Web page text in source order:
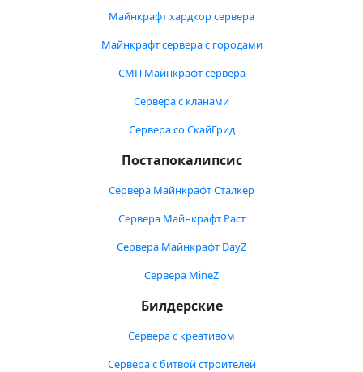
Майнкрафт хардкор сервера
Майнкрафт сервера с городами
СМП Майнкрафт сервера
Сервера с кланами
Сервера со СкайГрид
Постапокалипсис
Сервера Майнкрафт Сталкер
Сервера Майнкрафт Раст
Сервера Майнкрафт DayZ
Сервера MineZ
Билдерские
Сервера с креативом
Сервера с битвой строителей